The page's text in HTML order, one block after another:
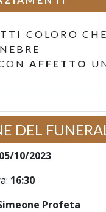
COLORO CHE
AFFETTO
DEL
05/10/2023
16:30
Profeta